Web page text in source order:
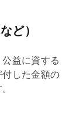
ど）
益に資する
した金額の